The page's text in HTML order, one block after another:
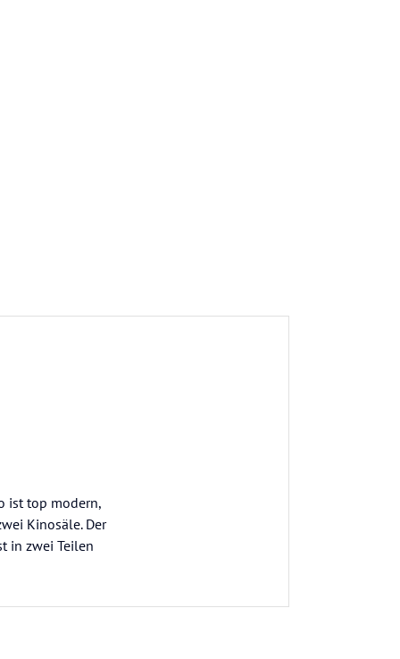
ist top modern,
Kinosäle. Der
in zwei Teilen